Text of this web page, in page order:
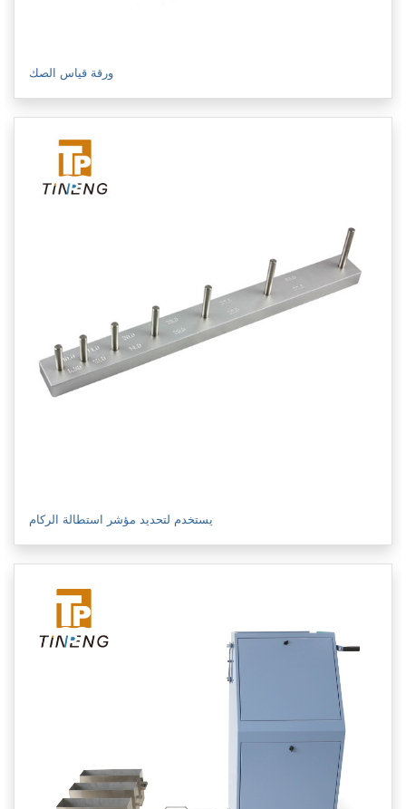
ورقة قياس الصك
يستخدم لتحديد مؤشر استطالة الركام